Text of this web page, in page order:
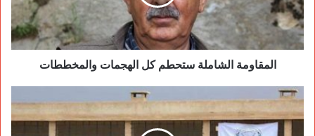
الرجل. لهذا السبب ينبغي على المرأة أن تسعى لأن تصبح الجوهر
الأساس عائدة لذاتها وتتمكن من التعبير عن ذاتها من الناحية الفكرية
والاقتصادية والسياسية والاجتماعية والثقافية والفنية، وينبغي أن يتم
صون وحماية حقوق التعبير هذه عبر عقود اجتماعية.
بالتأكيد العائلة في الشرق الأوسط هي الدولة الصغرى، لذلك فإن
الدولة تعرّف وتدير أمورها من خلال العائلة. العائلة الشرق أوسطية
هي عائلة أحادية. والعائلة الأحادية هي العائلة التي تكون السلطة بيد
المقاومة الشاملة ستحطم كل الهجمات والمخططات